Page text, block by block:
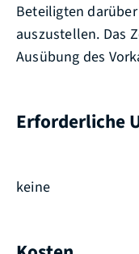
Beteiligten
auszustellen. Das
Ausübung des
Erforderliche
keine